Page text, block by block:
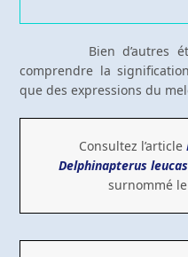
Bien d’autres
comprendre la
que des expressions du
Consultez l’article
Delphinapterus leucas
surnommé